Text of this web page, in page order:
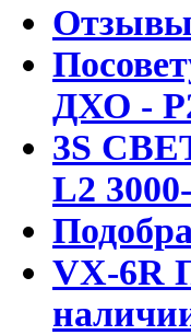
ДХО -
3S
L2
VX-6R